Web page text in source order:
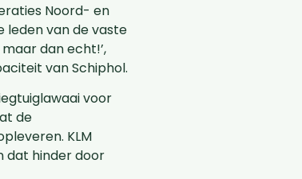
Noord- en
leden van de vaste
dan echt!’,
van Schiphol.
voor
de
KLM
dat hinder door